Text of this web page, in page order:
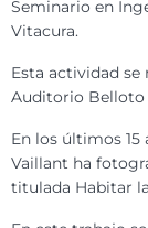
Seminario en
Vitacura.
Esta actividad se
Auditorio Belloto
En los últimos 15
Vaillant ha
titulada Habitar